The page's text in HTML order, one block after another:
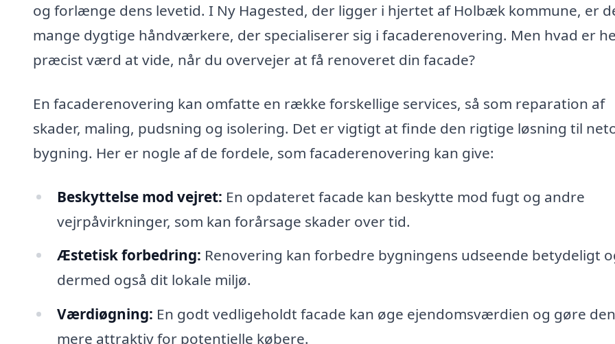
og forlænge dens levetid. I Ny Hagested, der ligger i hjertet af Holbæk kommune, er
mange dygtige håndværkere, der specialiserer sig i facaderenovering. Men hvad er
præcist værd at vide, når du overvejer at få renoveret din facade?
En facaderenovering kan omfatte en række forskellige services, så som reparation af
skader, maling, pudsning og isolering. Det er vigtigt at finde den rigtige løsning til
bygning. Her er nogle af de fordele, som facaderenovering kan give:
Beskyttelse mod vejret: En opdateret facade kan beskytte mod fugt og andre
vejrpåvirkninger, som kan forårsage skader over tid.
Æstetisk forbedring: Renovering kan forbedre bygningens udseende betydeligt
dermed også dit lokale miljø.
Værdiøgning: En godt vedligeholdt facade kan øge ejendomsværdien og gøre den
mere attraktiv for potentielle købere.